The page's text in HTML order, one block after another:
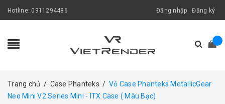
Hotline: 0911294486 Đăng nhập Đăng ký
Trang chủ / Case Phanteks / Vỏ Case Phanteks MetallicGear
Neo Mini V2 Series Mini - ITX Case ( Màu Bạc)